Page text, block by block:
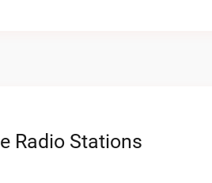
Radio Stations